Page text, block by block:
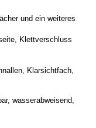
und ein weiteres
, Klettverschluss
Klarsichtfach,
wasserabweisend,